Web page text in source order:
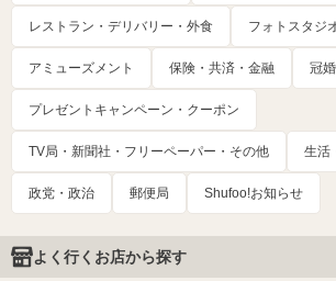
レストラン・デリバリー・外食 フォトスタジ
アミューズメント 保険・共済・金融 冠
プレゼントキャンペーン・クーポン
TV局・新聞社・フリーペーパー・その他 生活
政党・政治 郵便局 Shufoo!お知らせ
よく行くお店から探す